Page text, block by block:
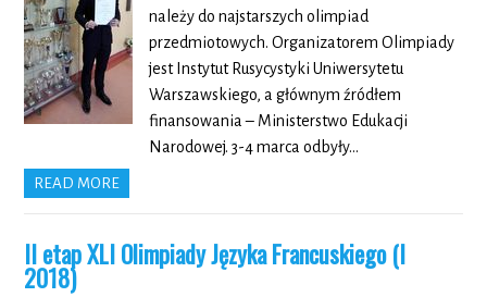
należy do najstarszych olimpiad
przedmiotowych. Organizatorem Olimpiady
jest Instytut Rusycystyki Uniwersytetu
Warszawskiego, a głównym źródłem
finansowania – Ministerstwo Edukacji
Narodowej. 3-4 marca odbyły…
READ MORE
II etap XLI Olimpiady Języka Francuskiego (I
2018)